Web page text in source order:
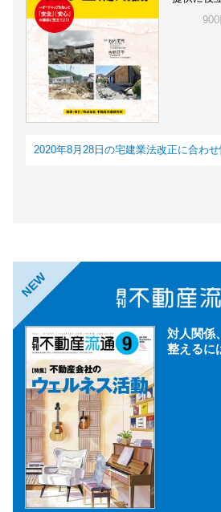
2020年8月28日の宅建業法改正に合わ
NEW
対人関係
整えるに